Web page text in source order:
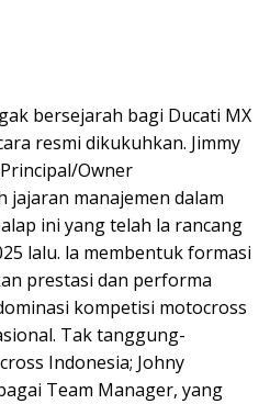
bersejarah bagi Ducati MX
resmi dikukuhkan. Jimmy
Owner
jajaran manajemen dalam
ini yang telah la rancang
lalu. la membentuk formasi
prestasi dan performa
kompetisi motocross
Tak tanggung-
Indonesia; Johny
Team Manager, yang